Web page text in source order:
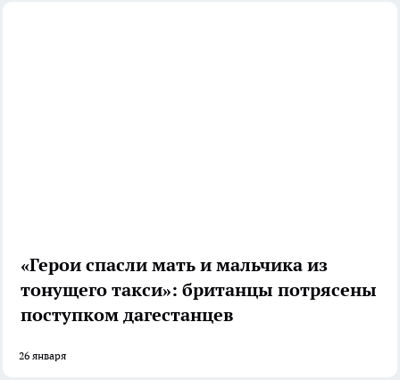
«Герои спасли мать и мальчика из
тонущего такси»: британцы потрясены
поступком дагестанцев
26 января